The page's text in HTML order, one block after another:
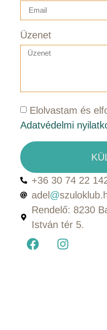
Üzenet
Elolvastam és
Adatvédelmi
+36 30 74 22
adel @
Rendelő: 8230
István tér 5.